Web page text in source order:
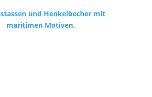
und Henkelbecher mit
maritimen Motiven.